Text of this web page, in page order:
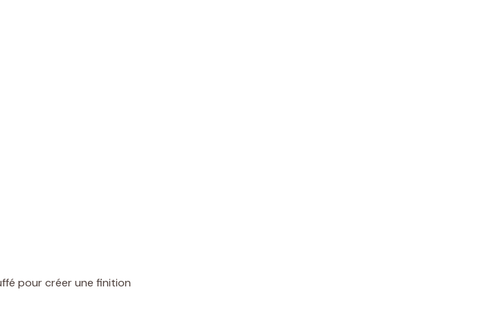
pour créer une finition